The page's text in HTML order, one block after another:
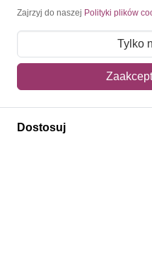
James Cook
Georgia Południowa i
Mi 74-77 FDC
Zajrzyj do naszej Polityki plików
Tylko
Dostosuj